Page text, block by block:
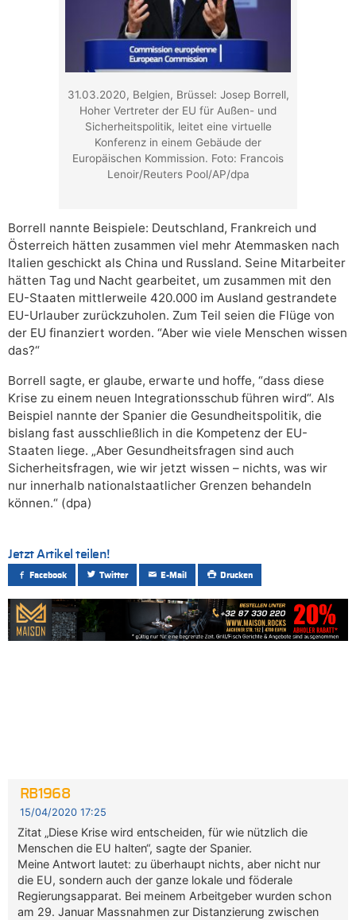
31.03.2020, Belgien, Brüssel: Josep Borrell,
Hoher Vertreter der EU für Außen- und
Sicherheitspolitik, leitet eine virtuelle
Konferenz in einem Gebäude der
Europäischen Kommission. Foto: Francois
Lenoir/Reuters Pool/AP/dpa
Borrell nannte Beispiele: Deutschland, Frankreich und
Österreich hätten zusammen viel mehr Atemmasken nach
Italien geschickt als China und Russland. Seine Mitarbeiter
hätten Tag und Nacht gearbeitet, um zusammen mit den
EU-Staaten mittlerweile 420.000 im Ausland gestrandete
EU-Urlauber zurückzuholen. Zum Teil seien die Flüge von
der EU finanziert worden. “Aber wie viele Menschen wissen
das?“
Borrell sagte, er glaube, erwarte und hoffe, “dass diese
Krise zu einem neuen Integrationsschub führen wird“. Als
Beispiel nannte der Spanier die Gesundheitspolitik, die
bislang fast ausschließlich in die Kompetenz der EU-
Staaten liege. „Aber Gesundheitsfragen sind auch
Sicherheitsfragen, wie wir jetzt wissen – nichts, was wir
nur innerhalb nationalstaatlicher Grenzen behandeln
können.“ (dpa)
Jetzt Artikel teilen!
Facebook Twitter E-Mail Drucken
RB1968
15/04/2020 17:25
Zitat „Diese Krise wird entscheiden, für wie nützlich die
Menschen die EU halten“, sagte der Spanier.
Meine Antwort lautet: zu überhaupt nichts, aber nicht nur
die EU, sondern auch der ganze lokale und föderale
Regierungsapparat. Bei meinem Arbeitgeber wurden schon
am 29. Januar Massnahmen zur Distanzierung zwischen